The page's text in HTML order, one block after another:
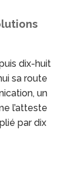
dix-huit
sa route
un
l’atteste
par dix